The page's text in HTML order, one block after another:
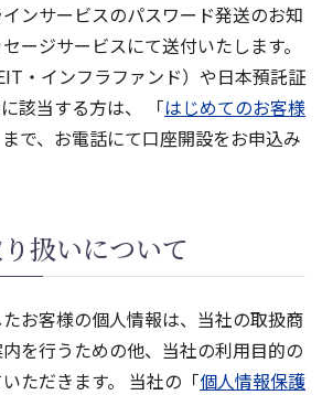
ンサービスのパスワード発送のお知
ージサービスにて送付いたします。
・インフラファンド）や日本預託証
該当する方は、 「はじめてのお客様
で、お電話にて口座開設をお申込み
扱いについて
お客様の個人情報は、当社の取扱商
を行うための他、当社の利用目的の
ただきます。 当社の「個人情報保護